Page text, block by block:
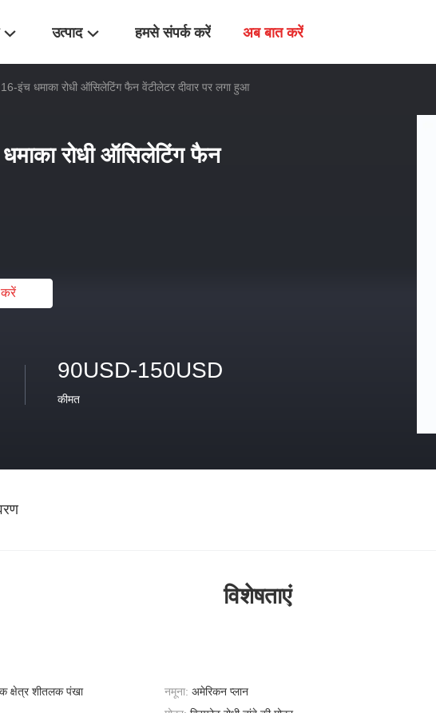
उत्पाद हमसे संपर्क करें अब बात करें
इंच धमाका रोधी ऑसिलेटिंग फैन वेंटीलेटर दीवार पर लगा हुआ
रोधी ऑसिलेटिंग फैन
करें
90USD-150USD
कीमत
विशेषताएं
क्षेत्र शीतलक पंखा नमूना: अमेरिकन प्लान